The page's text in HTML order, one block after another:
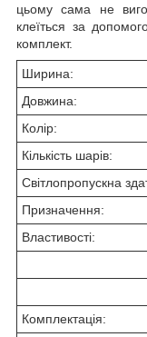
цьому сама не
клеїться за
комплект.
Ширина:
Довжина:
Колір:
Кількість шарів:
Світлопропускна
Призначення:
Властивості:
Комплектація: